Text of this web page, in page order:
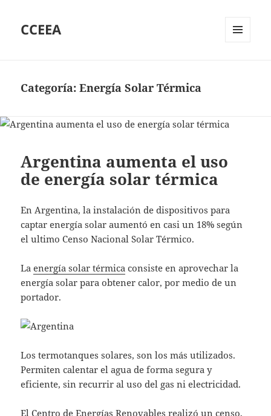
CCEEA
Categoría:Energía Solar Térmica
Argentina aumenta el uso
de energía solar térmica
En Argentina, la instalación de dispositivos para
captar energía solar aumentó en casi un 18% según
el ultimo Censo Nacional Solar Térmico.
Laenergía solar térmica consiste en aprovechar la
energía solar para obtener calor, por medio de un
portador.
Los termotanques solares, son los más utilizados.
Permiten calentar el agua de forma segura y
eficiente, sin recurrir al uso del gas ni electricidad.
El Centro deEnergías Renovables realizó un censo,